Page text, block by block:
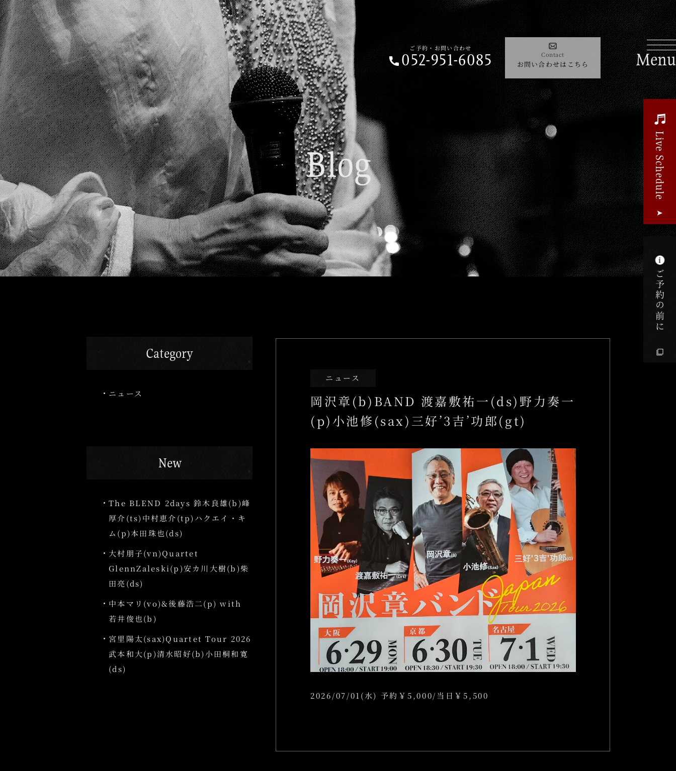
ご予約・お問い合わせ
052-951-6085 Contact
お問い合わせはこちら
052-951-6085 Contact
お問い合わせはこちら
01. Home
02. Beginner's Guide
03. Live Schedule
04. Food＆Drink
05. Floor Guide
よくあるご質問
姉妹店のご案内
Blog Live Schedule
ご予約の前に
Category
ニュース
New
The BLEND 2days 鈴木良雄(b)峰
厚介(ts)中村恵介(tp)ハクエイ・キ
ム(p)本田珠也(ds)
大村朋子(vn)Quartet
GlennZaleski(p)安カ川大樹(b)柴
田亮(ds)
中本マリ(vo)&後藤浩二(p) with
若井俊也(b)
宮里陽太(sax)Quartet Tour 2026
武本和大(p)清水昭好(b)小田桐和寛
(ds)
ニュース
岡沢章(b)BAND 渡嘉敷祐一(ds)野力奏一
(p)小池修(sax)三好’3吉’功郎(gt)
2026/07/01(水) 予約￥5,000/当日￥5,500